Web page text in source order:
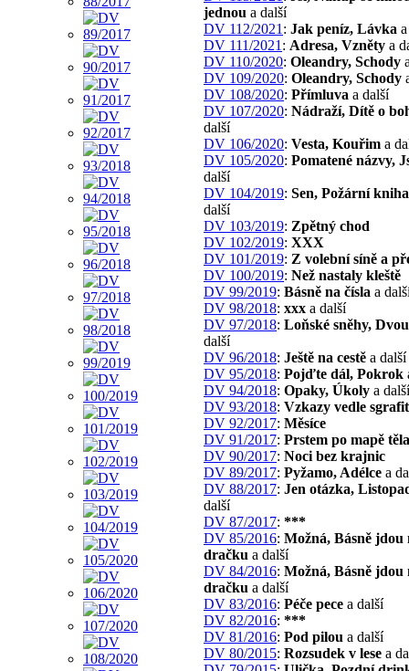
jednou a další
DV 112/2021 : Jak peníz, Lávka
DV 111/2021 : Adresa, Vzněty a
DV 110/2020: Oleandry, Schody
DV 109/2020: Oleandry, Schody
DV 108/2020: Přímluva a další
DV 107/2020: Nádraží, Dítě o
další
DV 106/2020: Vesta, Kouřim a
DV 105/2020: Pomatené názvy,
další
DV 104/2019: Sen, Požární
další
DV 103/2019: Zpětný chod
DV 102/2019: XXX
DV 101/2019: Z volební síně a
DV 100/2019: Než nastaly kleště
DV 99/2019: Básně na čísla a
DV 98/2018: xxx a další
DV 97/2018: Loňské sněhy,
další
DV 96/2018: Ještě na cestě a další
DV 95/2018: Pojďte dál, Pokrok
DV 94/2018: Opaky, Úkoly a další
DV 93/2018: Vzkazy vedle
DV 92/2017: Měsíce
DV 91/2017: Prstem po mapě těla
DV 90/2017: Noci bez krajnic
DV 89/2017: Pyžamo, Adélce a
DV 88/2017: Jen otázka,
další
DV 87/2017: ***
DV 85/2016: Možná, Básně jdou
dračku a další
DV 84/2016: Možná, Básně jdou
dračku a další
DV 83/2016: Péče pece a další
DV 82/2016: ***
DV 81/2016: Pod pilou a další
DV 80/2015: Rozsudek v lese a